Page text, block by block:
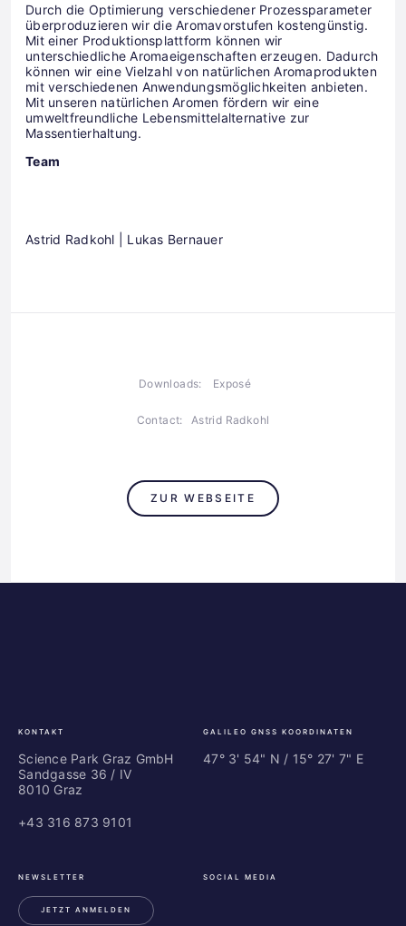
Durch die Optimierung verschiedener Prozessparameter
überproduzieren wir die Aromavorstufen kostengünstig.
Mit einer Produktionsplattform können wir
unterschiedliche Aromaeigenschaften erzeugen. Dadurch
können wir eine Vielzahl von natürlichen Aromaprodukten
mit verschiedenen Anwendungsmöglichkeiten anbieten.
Mit unseren natürlichen Aromen fördern wir eine
umweltfreundliche Lebensmittelalternative zur
Massentierhaltung.
Team
Astrid Radkohl | Lukas Bernauer
Downloads: Exposé
Contact: Astrid Radkohl
ZUR WEBSEITE
KONTAKT
Science Park Graz GmbH
Sandgasse 36 / IV
8010 Graz
+43 316 873 9101
GALILEO GNSS KOORDINATEN
47° 3' 54" N / ­15° 27' 7" E
NEWSLETTER
JETZT ANMELDEN
SOCIAL MEDIA